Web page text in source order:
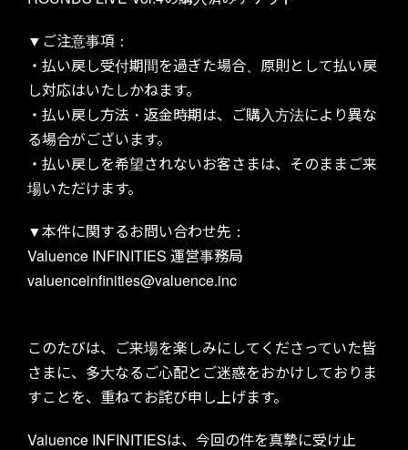
SCHEDULE
GOODS
▼ご注意事項：
・払い戻し受付期間を過ぎた場合、原則として払い戻
し対応はいたしかねます。
・払い戻し方法・返金時期は、ご購入方法により異な
る場合がございます。
・払い戻しを希望されないお客さまは、そのままご来
場いただけます。
▼本件に関するお問い合わせ先：
Valuence INFINITIES 運営事務局
valuenceinfinities@valuence.inc
このたびは、ご来場を楽しみにしてくださっていた皆
さまに、多大なるご心配とご迷惑をおかけしておりま
すことを、重ねてお詫び申し上げます。
Valuence INFINITIESは、今回の件を真摯に受け止